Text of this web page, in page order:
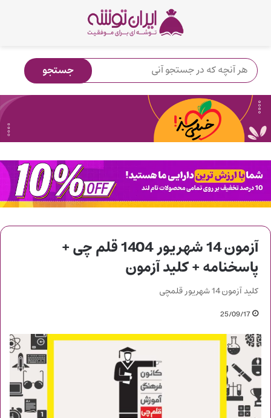
آزمون 14 شهریور 1404 قلم چی +
پاسخنامه + کلید آزمون
کلید آزمون 14 شهریور قلمچی
25/09/17